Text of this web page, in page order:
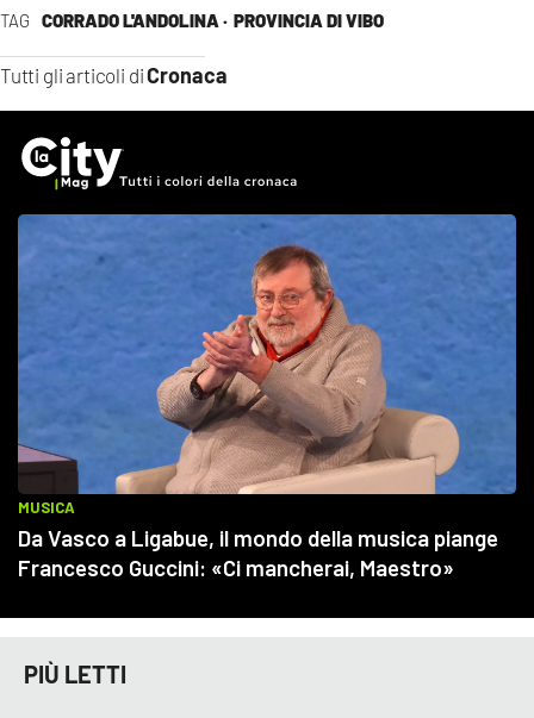
TAG CORRADO L'ANDOLINA · PROVINCIA DI VIBO
Tutti gli articoli diCronaca
PIÙ LETTI